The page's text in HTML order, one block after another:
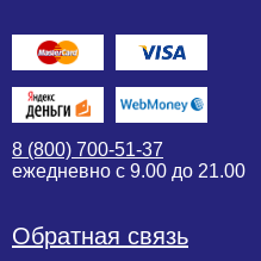
8 (800) 700-51-37
ежедневно с 9.00 до 21.00
Обратная связь